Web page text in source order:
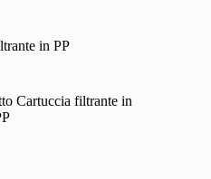
in PP
Cartuccia filtrante in